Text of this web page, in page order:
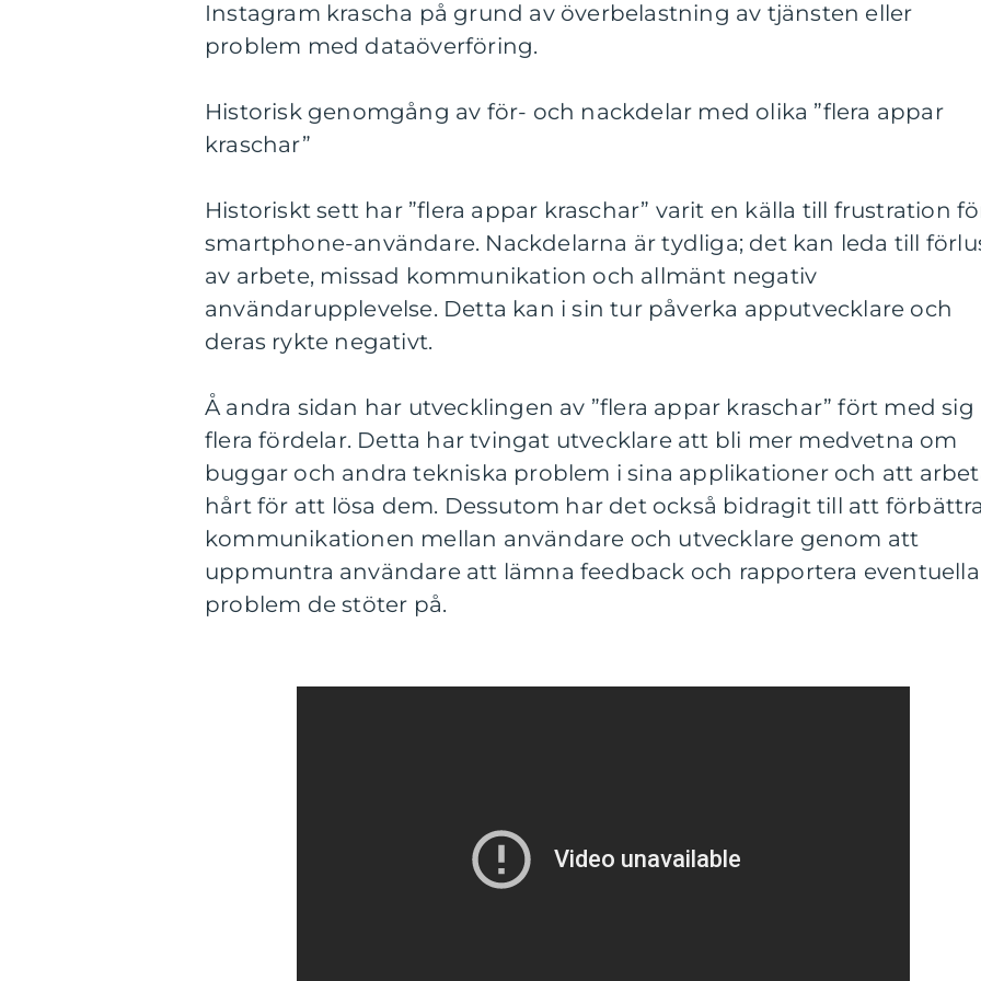
Instagram krascha på grund av överbelastning av tjänsten eller
problem med dataöverföring.
Historisk genomgång av för- och nackdelar med olika ”flera appar
kraschar”
Historiskt sett har ”flera appar kraschar” varit en källa till frustration
smartphone-användare. Nackdelarna är tydliga; det kan leda till
av arbete, missad kommunikation och allmänt negativ
användarupplevelse. Detta kan i sin tur påverka apputvecklare och
deras rykte negativt.
Å andra sidan har utvecklingen av ”flera appar kraschar” fört med sig
flera fördelar. Detta har tvingat utvecklare att bli mer medvetna om
buggar och andra tekniska problem i sina applikationer och att
hårt för att lösa dem. Dessutom har det också bidragit till att förbättra
kommunikationen mellan användare och utvecklare genom att
uppmuntra användare att lämna feedback och rapportera eventuella
problem de stöter på.